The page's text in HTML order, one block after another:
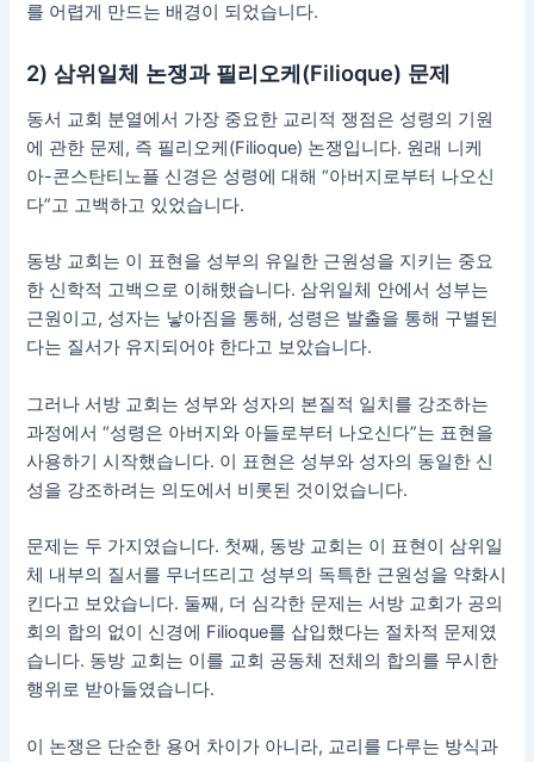
를 어렵게 만드는 배경이 되었습니다.
2) 삼위일체 논쟁과 필리오케(Filioque) 문제
동서 교회 분열에서 가장 중요한 교리적 쟁점은 성령의 기원
에 관한 문제, 즉 필리오케(Filioque) 논쟁입니다. 원래 니케
아-콘스탄티노플 신경은 성령에 대해 “아버지로부터 나오신
다”고 고백하고 있었습니다.
동방 교회는 이 표현을 성부의 유일한 근원성을 지키는 중요
한 신학적 고백으로 이해했습니다. 삼위일체 안에서 성부는
근원이고, 성자는 낳아짐을 통해, 성령은 발출을 통해 구별된
다는 질서가 유지되어야 한다고 보았습니다.
그러나 서방 교회는 성부와 성자의 본질적 일치를 강조하는
과정에서 “성령은 아버지와 아들로부터 나오신다”는 표현을
사용하기 시작했습니다. 이 표현은 성부와 성자의 동일한 신
성을 강조하려는 의도에서 비롯된 것이었습니다.
문제는 두 가지였습니다. 첫째, 동방 교회는 이 표현이 삼위일
체 내부의 질서를 무너뜨리고 성부의 독특한 근원성을 약화시
킨다고 보았습니다. 둘째, 더 심각한 문제는 서방 교회가 공의
회의 합의 없이 신경에 Filioque를 삽입했다는 절차적 문제였
습니다. 동방 교회는 이를 교회 공동체 전체의 합의를 무시한
행위로 받아들였습니다.
이 논쟁은 단순한 용어 차이가 아니라, 교리를 다루는 방식과